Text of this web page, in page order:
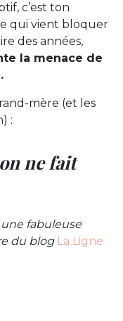
c’est ton
qui vient bloquer
des années,
la menace de
mère (et les
:
ne fait
fabuleuse
du blog La Ligne